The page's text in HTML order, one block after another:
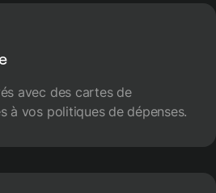
avec des cartes de
à vos politiques de dépenses.